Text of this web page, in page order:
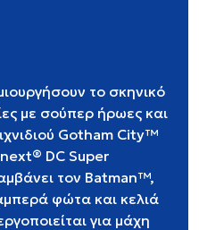
το σκηνικό
με σούπερ ήρωες και
Gotham City™
DC Super
τον Batman™,
φώτα και κελιά
για μάχη